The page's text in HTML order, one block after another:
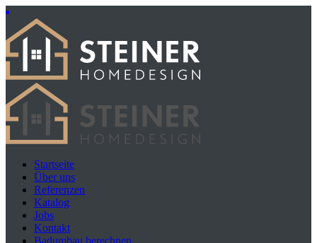
Startseite
Über uns
Referenzen
Katalog
Jobs
Kontakt
Badumbau berechnen